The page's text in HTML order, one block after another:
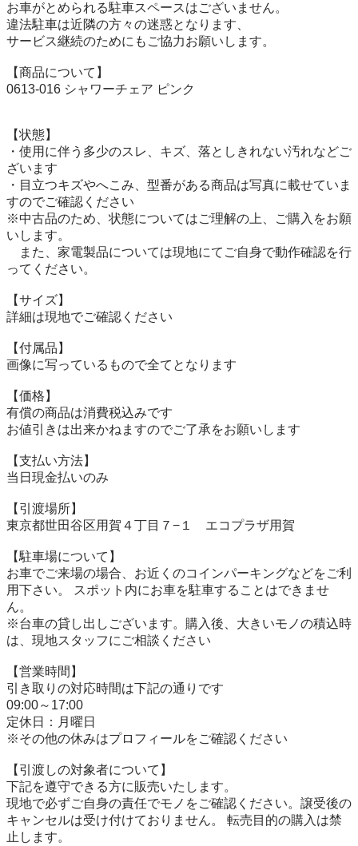
お車がとめられる駐車スペースはございません。
違法駐車は近隣の方々の迷惑となります、
サービス継続のためにもご協力お願いします。
【商品について】
0613-016 シャワーチェア ピンク
【状態】
・使用に伴う多少のスレ、キズ、落としきれない汚れなどご
ざいます
・目立つキズやへこみ、型番がある商品は写真に載せていま
すのでご確認ください
※中古品のため、状態についてはご理解の上、ご購入をお願
いします。
また、家電製品については現地にてご自身で動作確認を行
ってください。
【サイズ】
詳細は現地でご確認ください
【付属品】
画像に写っているもので全てとなります
【価格】
有償の商品は消費税込みです
お値引きは出来かねますのでご了承をお願いします
【⽀払い⽅法】
当⽇現⾦払いのみ
【引渡場所】
東京都世田谷区用賀４丁目７−１　エコプラザ用賀
【駐⾞場について】
お車でご来場の場合、お近くのコインパーキングなどをご利
用下さい。 スポット内にお車を駐車することはできませ
ん。
※台⾞の貸し出しございます。購入後、大きいモノの積込時
は、現地スタッフにご相談ください
【営業時間】
引き取りの対応時間は下記の通りです
09:00～17:00
定休日：月曜日
※その他の休みはプロフィールをご確認ください
【引渡しの対象者について】
下記を遵守できる⽅に販売いたします。
現地で必ずご⾃⾝の責任でモノをご確認ください。譲受後の
キャンセルは受け付けておりません。 転売⽬的の購⼊は禁
⽌します。